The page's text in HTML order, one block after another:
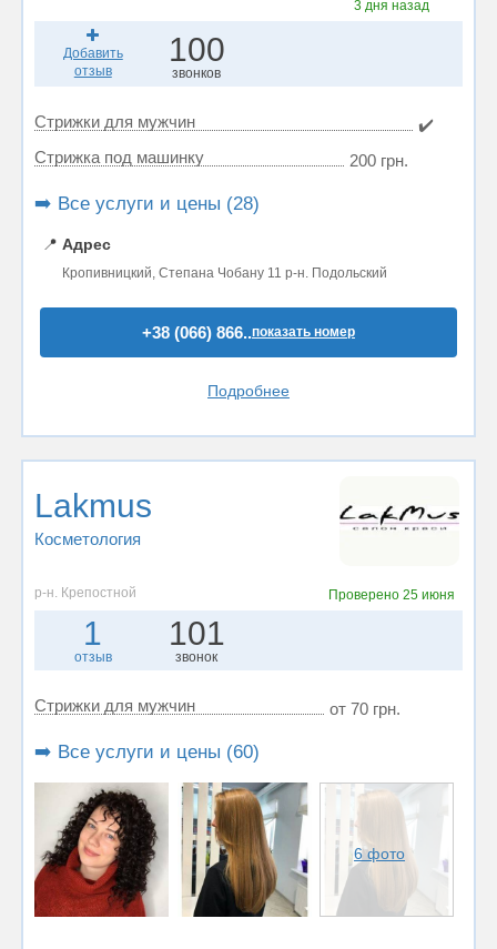
3 дня назад
Добавить
отзыв
100
звонков
Стрижки для мужчин
✔️
Стрижка под машинку
200 грн.
➡️ Все услуги и цены (28)
📍 Адрес
Кропивницкий, Степана Чобану 11 р-н. Подольский
+38 (066) 866..показать номер
Подробнее
Lakmus
Косметология
р-н. Крепостной Проверено 25 июня
1
отзыв
101
звонок
Стрижки для мужчин от 70 грн.
➡️ Все услуги и цены (60)
6 фото